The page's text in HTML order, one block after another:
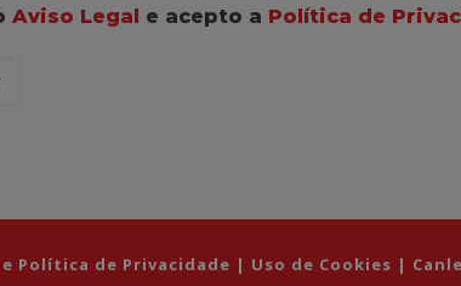
Aviso Legal e acepto a Política de
Política de Privacidade | Uso de Cookies | Canle